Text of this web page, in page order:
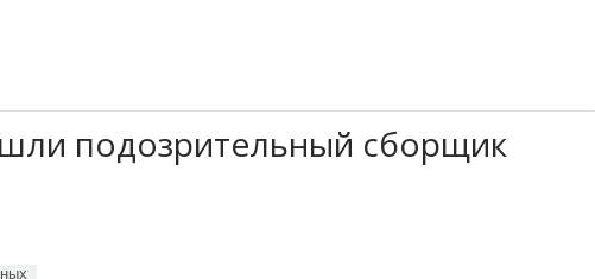
подозрительный сборщик